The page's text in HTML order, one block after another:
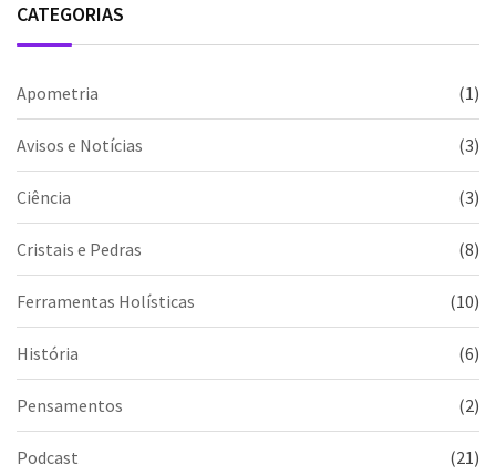
CATEGORIAS
Apometria (1)
Avisos e Notícias (3)
Ciência (3)
Cristais e Pedras (8)
Ferramentas Holísticas (10)
História (6)
Pensamentos (2)
Podcast (21)